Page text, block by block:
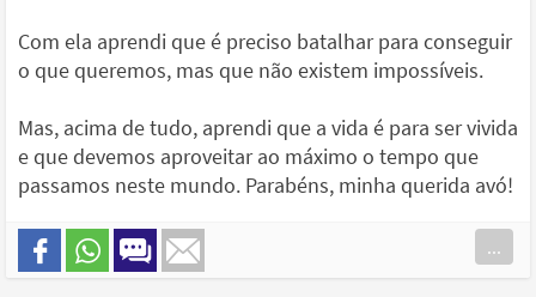
Com ela aprendi que é preciso batalhar para conseguir
o que queremos, mas que não existem impossíveis.
Mas, acima de tudo, aprendi que a vida é para ser vivida
e que devemos aproveitar ao máximo o tempo que
passamos neste mundo. Parabéns, minha querida avó!
...